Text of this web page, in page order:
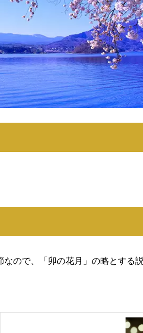
ので、「卯の花月」の略とする